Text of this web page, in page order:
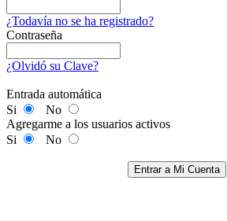
¿Todavía no se ha registrado?
Contraseña
¿Olvidó su Clave?
Entrada automática
Si
No
Agregarme a los usuarios activos
Si
No
Entrar a Mi Cuenta